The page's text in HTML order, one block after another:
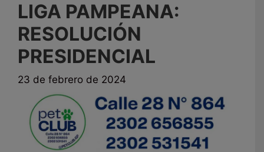
LIGA PAMPEANA:
RESOLUCIÓN
PRESIDENCIAL
23 de febrero de 2024